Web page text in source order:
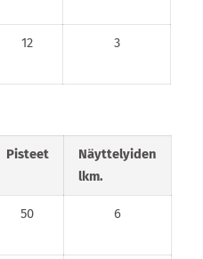
12 3
Pisteet
Näyttelyiden
lkm.
50 6